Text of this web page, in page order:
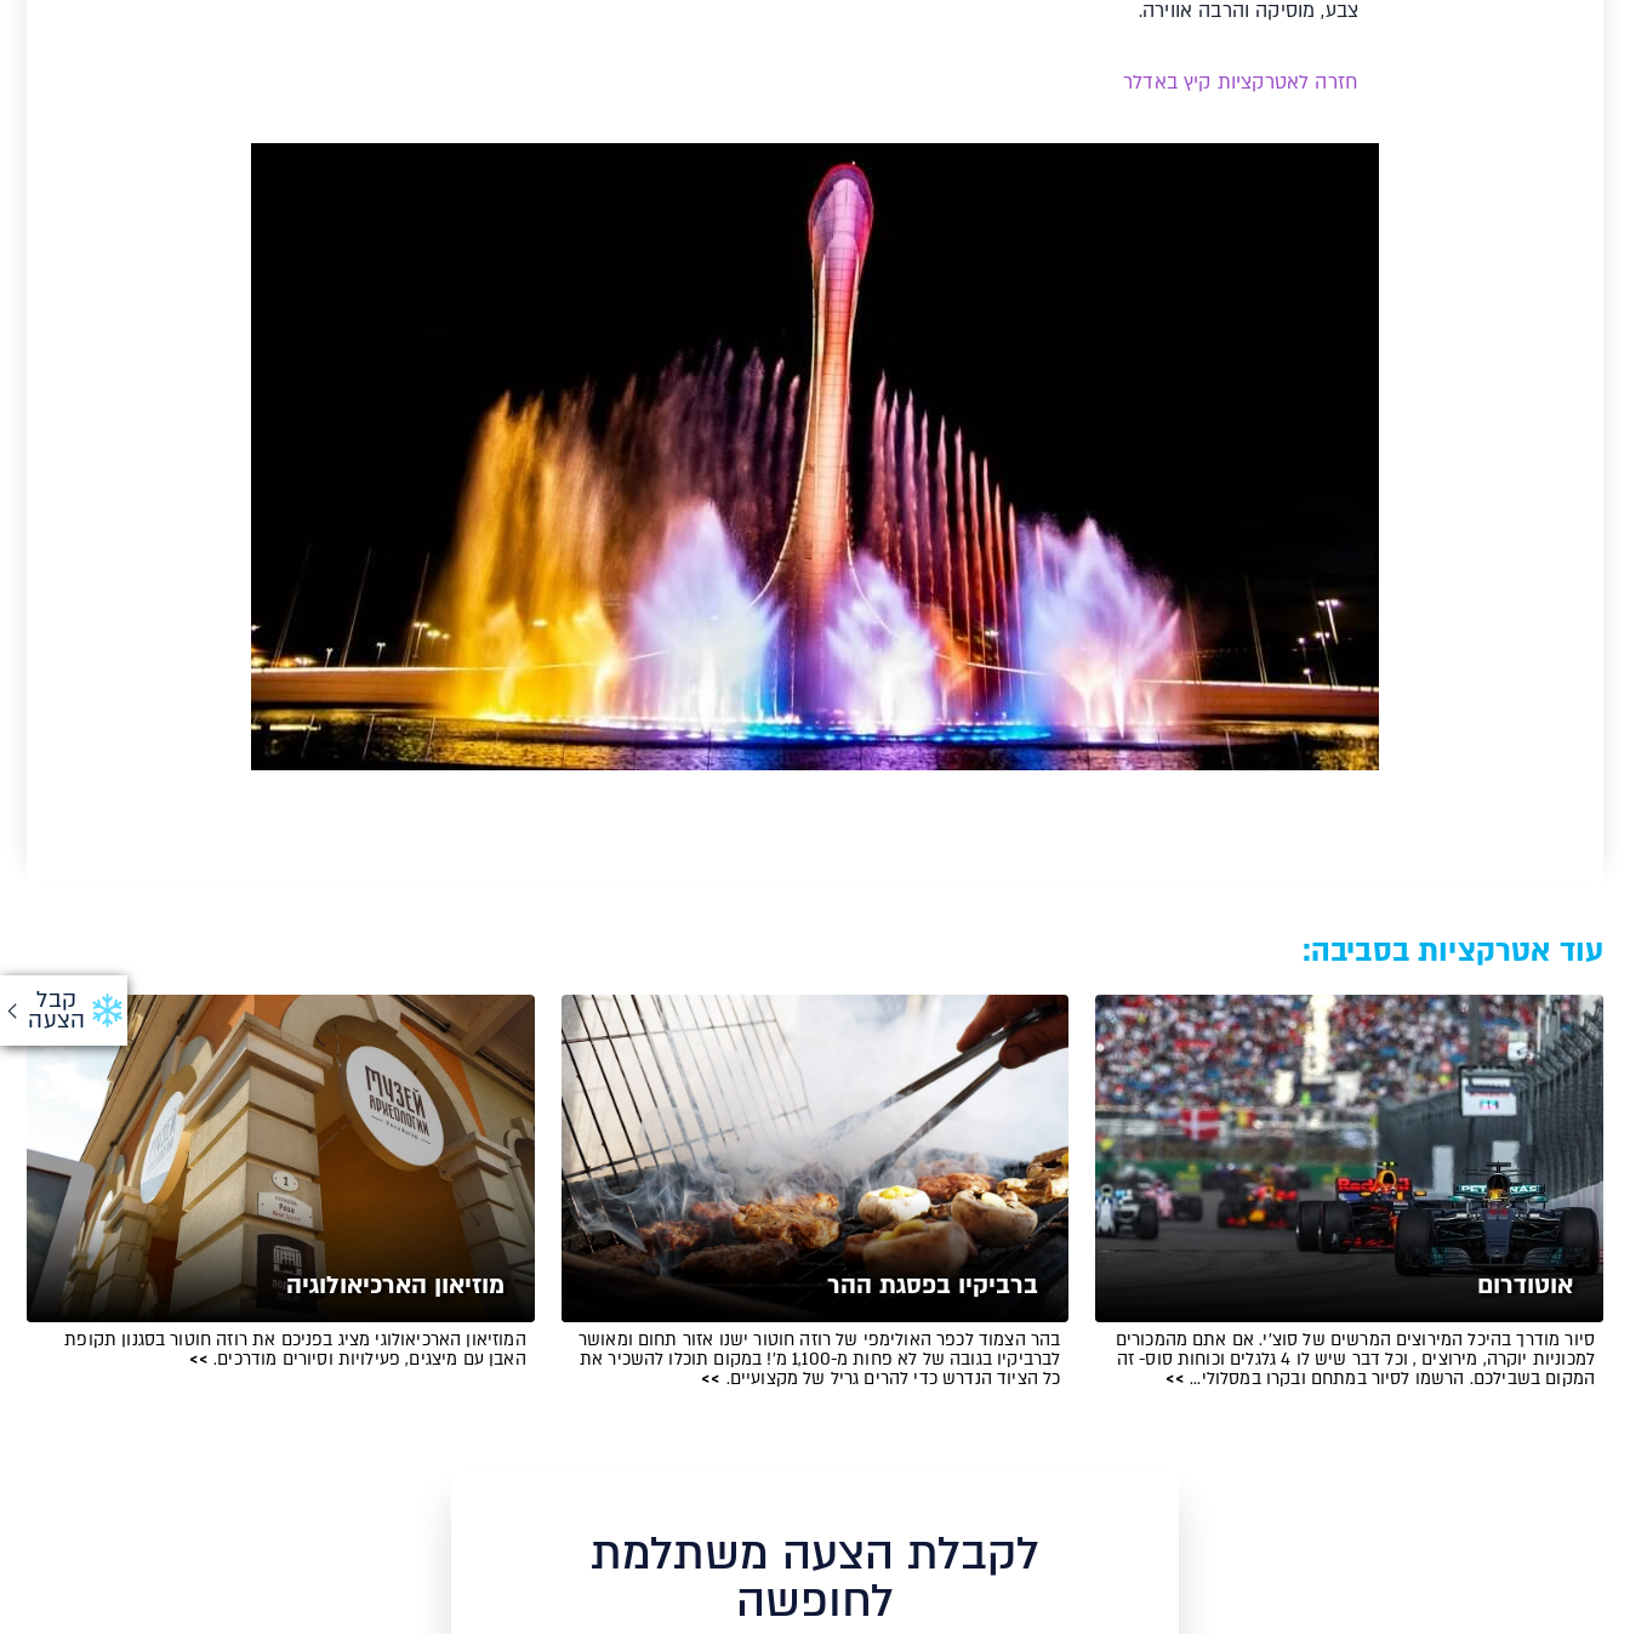
קבל
הצעה
צבע, מוסיקה והרבה אווירה.
חזרה לאטרקציות קיץ באדלר
עוד אטרקציות בסביבה:
אוטודרום
סיור מודרך בהיכל המירוצים המרשים של סוצ'י. אם אתם מהמכורים
למכוניות יוקרה, מירוצים , וכל דבר שיש לו 4 גלגלים וכוחות סוס- זה
המקום בשבילכם. הרשמו לסיור במתחם ובקרו במסלולי… >>
ברביקיו בפסגת ההר
בהר הצמוד לכפר האולימפי של רוזה חוטור ישנו אזור תחום ומאושר
לברביקיו בגובה של לא פחות מ-1,100 מ'! במקום תוכלו להשכיר את
כל הציוד הנדרש כדי להרים גריל של מקצועיים. >>
מוזיאון הארכיאולוגיה
המוזיאון הארכיאולוגי מציג בפניכם את רוזה חוטור בסגנון תקופת
האבן עם מיצגים, פעילויות וסיורים מודרכים. >>
לקבלת הצעה משתלמת
לחופשה